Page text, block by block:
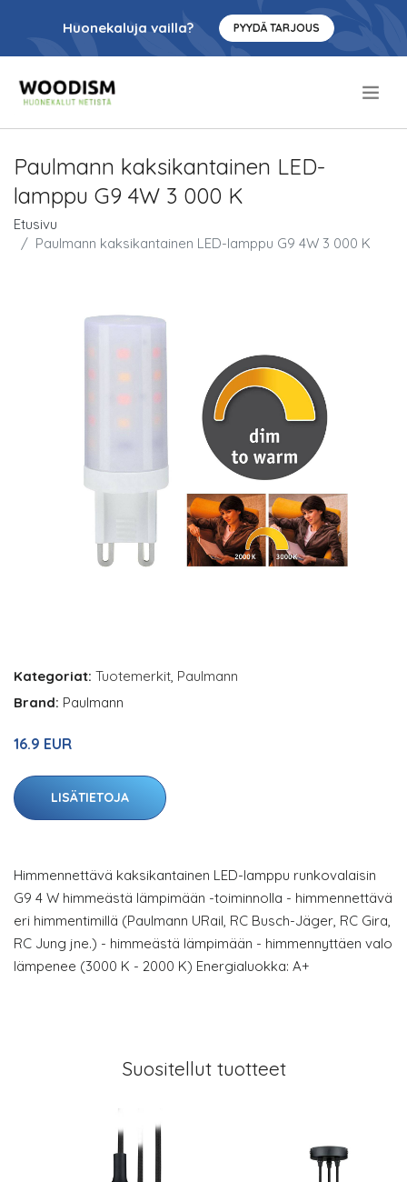
Huonekaluja vailla? PYYDÄ TARJOUS
Paulmann kaksikantainen LED-
lamppu G9 4W 3 000 K
Etusivu
Paulmann kaksikantainen LED-lamppu G9 4W 3 000 K
Kategoriat: Tuotemerkit, Paulmann
Brand: Paulmann
16.9 EUR
LISÄTIETOJA
Himmennettävä kaksikantainen LED-lamppu runkovalaisin
G9 4 W himmeästä lämpimään -toiminnolla - himmennettävä
eri himmentimillä (Paulmann URail, RC Busch-Jäger, RC Gira,
RC Jung jne.) - himmeästä lämpimään - himmennyttäen valo
lämpenee (3000 K - 2000 K) Energialuokka: A+
Suositellut tuotteet